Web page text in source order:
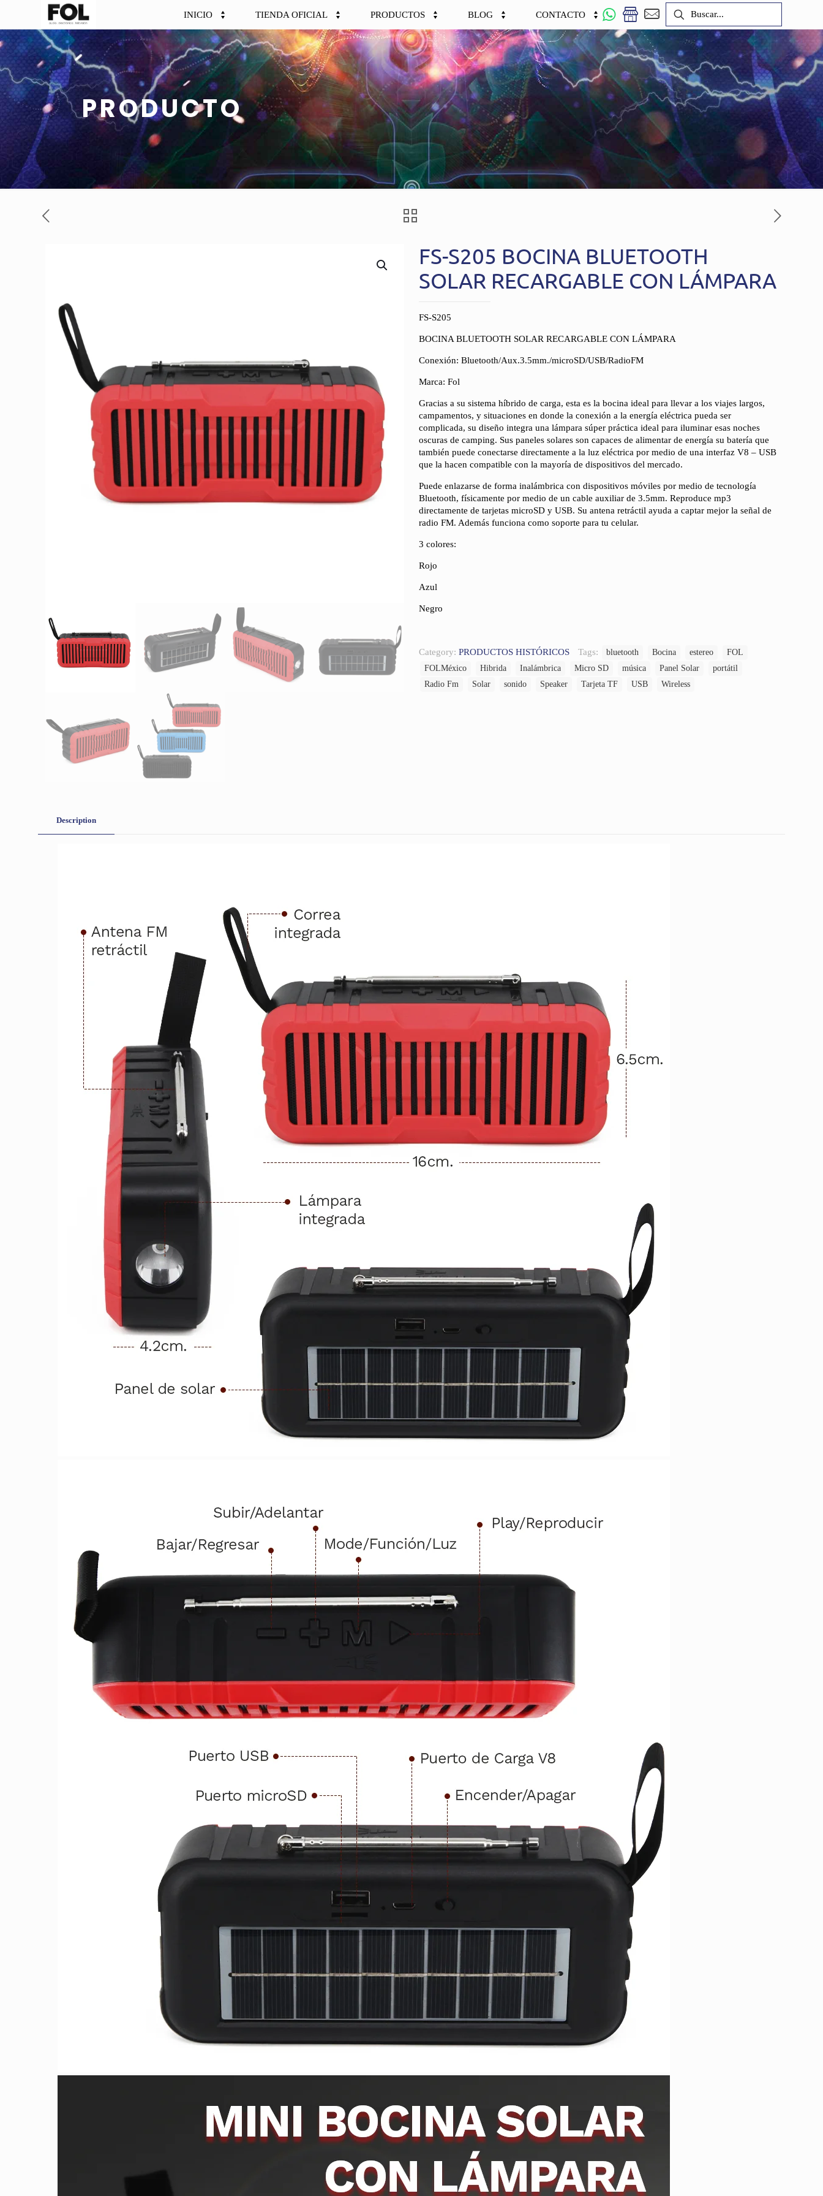
INICIO TIENDA OFICIAL PRODUCTOS BLOG CONTACTO
PRODUCTO
FS-S205 BOCINA BLUETOOTH
SOLAR RECARGABLE CON LÁMPARA
FS-S205
BOCINA BLUETOOTH SOLAR RECARGABLE CON LÁMPARA
Conexión: Bluetooth/Aux.3.5mm./microSD/USB/RadioFM
Marca: Fol
Gracias a su sistema híbrido de carga, esta es la bocina ideal para llevar a los viajes largos,
campamentos, y situaciones en donde la conexión a la energía eléctrica pueda ser
complicada, su diseño integra una lámpara súper práctica ideal para iluminar esas noches
oscuras de camping. Sus paneles solares son capaces de alimentar de energía su batería que
también puede conectarse directamente a la luz eléctrica por medio de una interfaz V8 – USB
que la hacen compatible con la mayoría de dispositivos del mercado.
Puede enlazarse de forma inalámbrica con dispositivos móviles por medio de tecnología
Bluetooth, físicamente por medio de un cable auxiliar de 3.5mm. Reproduce mp3
directamente de tarjetas microSD y USB. Su antena retráctil ayuda a captar mejor la señal de
radio FM. Además funciona como soporte para tu celular.
3 colores:
Rojo
Azul
Negro
Category: PRODUCTOS HISTÓRICOS Tags: bluetooth Bocina estereo
FOL
FOLMéxico
Hibrida Inalámbrica Micro SD música Panel Solar
portátil
Radio Fm
Solar sonido Speaker Tarjeta TF USB Wireless
Description